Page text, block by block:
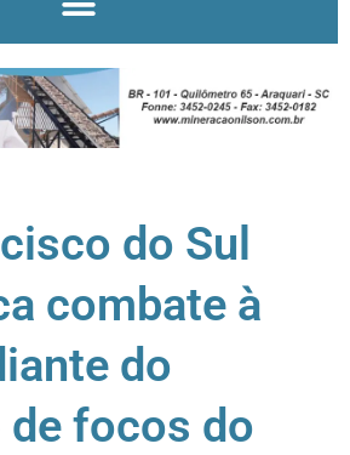
do Sul
combate à
do
focos do